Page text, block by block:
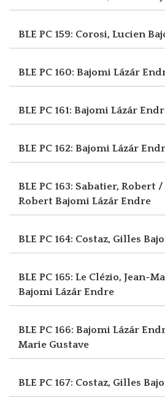
BLE PC 159: Corosi, Lucien
BLE PC 160: Bajomi Lázár
BLE PC 161: Bajomi Lázár
BLE PC 162: Bajomi Lázár
BLE PC 163: Sabatier,
Robert Bajomi Lázár Endre
BLE PC 164: Costaz, Gilles
BLE PC 165: Le Clézio, Jean-
Bajomi Lázár Endre
BLE PC 166: Bajomi Lázár
Marie Gustave
BLE PC 167: Costaz, Gilles